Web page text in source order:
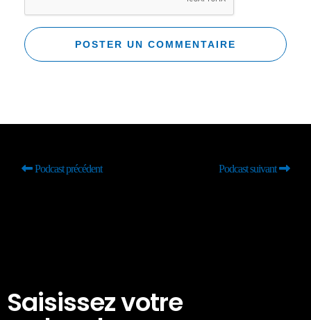
Podcast précédent Podcast suivant
Saisissez votre